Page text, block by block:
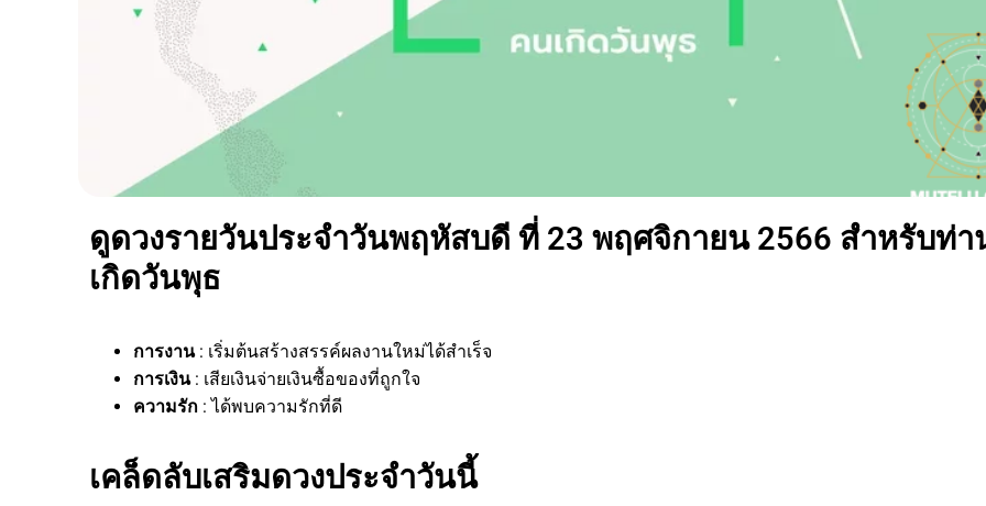
ดูดวงรายวันประจำวันพฤหัสบดี ที่ 23 พฤศจิกายน 2566 สำหรับท่า
เกิดวันพุธ
การงาน: เริ่มต้นสร้างสรรค์ผลงานใหม่ได้สำเร็จ
การเงิน: เสียเงินจ่ายเงินซื้อของที่ถูกใจ
ความรัก : ได้พบความรักที่ดี
เคล็ดลับเสริมดวงประจำวันนี้